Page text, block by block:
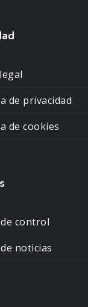
de privacidad
de cookies
control
noticias